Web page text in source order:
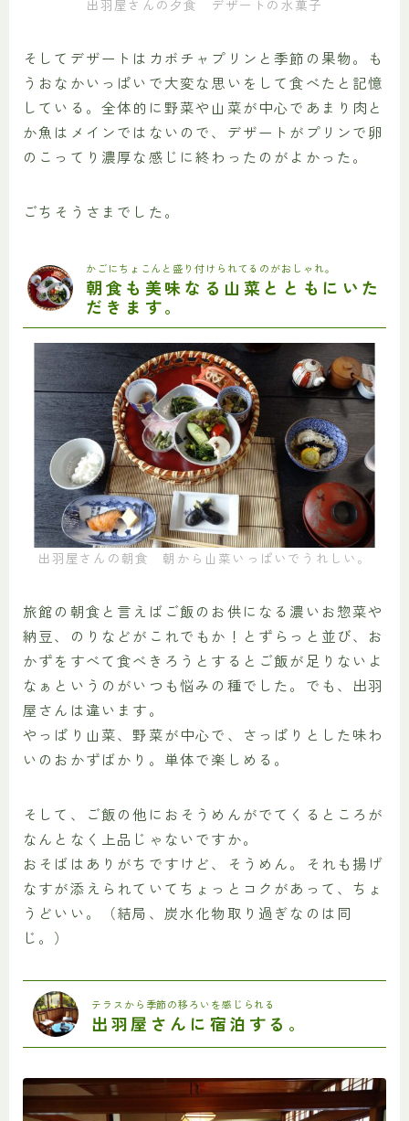
出羽屋さんの夕食 デザートの水菓子
そしてデザートはカボチャプリンと季節の果物。も
うおなかいっぱいで大変な思いをして食べたと記憶
している。全体的に野菜や山菜が中心であまり肉と
か魚はメインではないので、デザートがプリンで卵
のこってり濃厚な感じに終わったのがよかった。
ごちそうさまでした。
かごにちょこんと盛り付けられてるのがおしゃれ。
朝食も美味なる山菜とともにいた
だきます。
出羽屋さんの朝食 朝から山菜いっぱいでうれしい。
旅館の朝食と言えばご飯のお供になる濃いお惣菜や
納豆、のりなどがこれでもか！とずらっと並び、お
かずをすべて食べきろうとするとご飯が足りないよ
なぁというのがいつも悩みの種でした。でも、出羽
屋さんは違います。
やっぱり山菜、野菜が中心で、さっぱりとした味わ
いのおかずばかり。単体で楽しめる。
そして、ご飯の他におそうめんがでてくるところが
なんとなく上品じゃないですか。
おそばはありがちですけど、そうめん。それも揚げ
なすが添えられていてちょっとコクがあって、ちょ
うどいい。（結局、炭水化物取り過ぎなのは同
じ。）
テラスから季節の移ろいを感じられる
出羽屋さんに宿泊する。